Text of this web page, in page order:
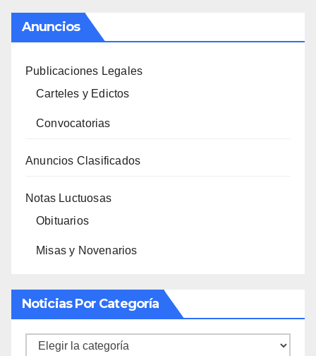
Anuncios
Publicaciones Legales
Carteles y Edictos
Convocatorias
Anuncios Clasificados
Notas Luctuosas
Obituarios
Misas y Novenarios
Noticias Por Categoría
Noticias